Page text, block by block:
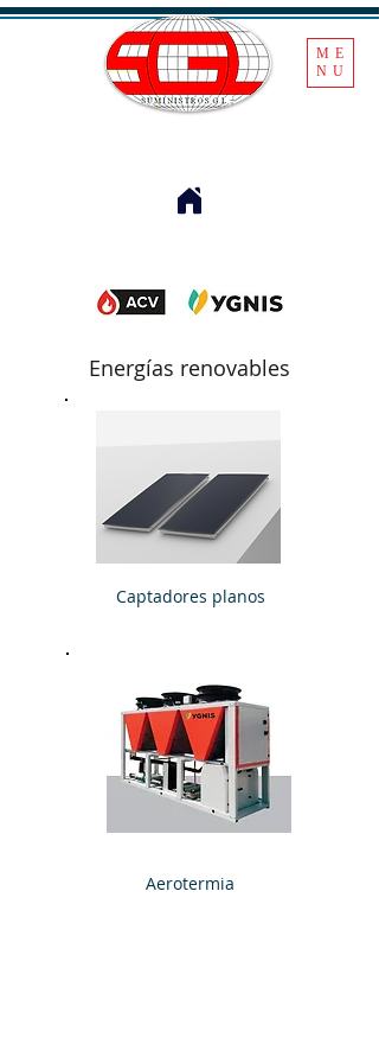
ME
NU
Energías renovables
Captadores planos
Aerotermia